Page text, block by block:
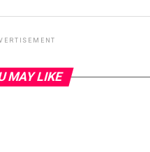
MAY LIKE